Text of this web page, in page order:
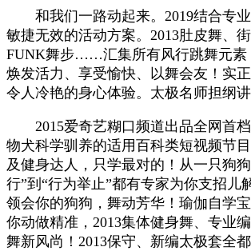
和我们一路动起来。2019结合专业
敏捷无效的活动方案。2013肚皮舞、街
FUNK舞步……汇集所有风行跳舞元素
焕发活力、享受愉快、以舞会友！实
令人冷艳的身心体验。太极名师担纲讲
2015爱奇艺糊口频道出品全网首档
物犬科学驯养的适用百科类短视频节
及健身达人，只学最对的！从一只狗
行”到“行为举止”都有专家为你支招儿
领会你的狗狗，舞动芳华！瑜伽自学
你动做精准，2013集体健身舞、专业
舞新风尚！2013保守、新编太极套全